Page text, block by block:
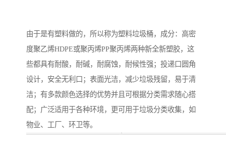
由于是有塑料做的，所以称为塑料垃圾桶，成分：高密
度聚乙烯HDPE或聚丙烯PP聚丙烯两种新全新塑胶，这
些都具有耐酸，耐碱，耐腐蚀，耐候性强；投递口圆角
设计，安全无利口；表面光洁，减少垃圾残留，易于清
洁；有多款颜色选择的优势并且可根据分类需求随心搭
配；广泛适用于各种环境，更可用于垃圾分类收集，如
物业、工厂、环卫等。